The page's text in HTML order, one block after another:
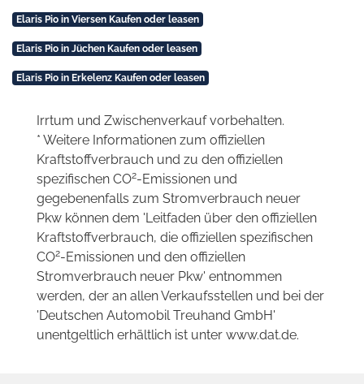
Elaris Pio in Viersen Kaufen oder leasen
Elaris Pio in Jüchen Kaufen oder leasen
Elaris Pio in Erkelenz Kaufen oder leasen
Irrtum und Zwischenverkauf vorbehalten.
* Weitere Informationen zum offiziellen
Kraftstoffverbrauch und zu den offiziellen
spezifischen CO2-Emissionen und
gegebenenfalls zum Stromverbrauch neuer
Pkw können dem 'Leitfaden über den offiziellen
Kraftstoffverbrauch, die offiziellen spezifischen
CO2-Emissionen und den offiziellen
Stromverbrauch neuer Pkw' entnommen
werden, der an allen Verkaufsstellen und bei der
'Deutschen Automobil Treuhand GmbH'
unentgeltlich erhältlich ist unter www.dat.de.